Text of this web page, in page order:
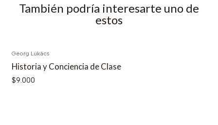
También podría interesarte uno de
estos
Georg Lukács
Historia y Conciencia de Clase
$9.000